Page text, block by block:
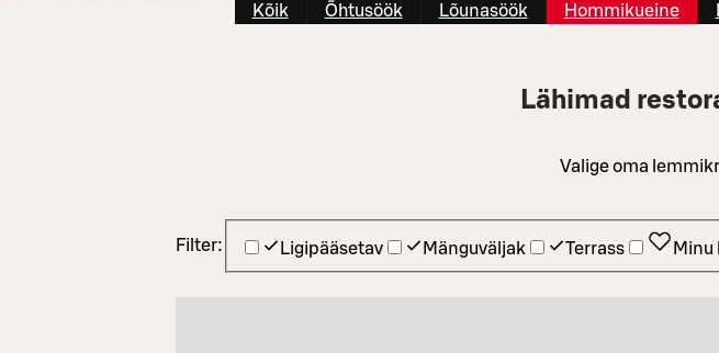
Kõik Õhtusöök Lõunasöök Hommikueine
Lähimad
Valige oma
Filter: Ligipääsetav Mänguväljak Terrass Minu